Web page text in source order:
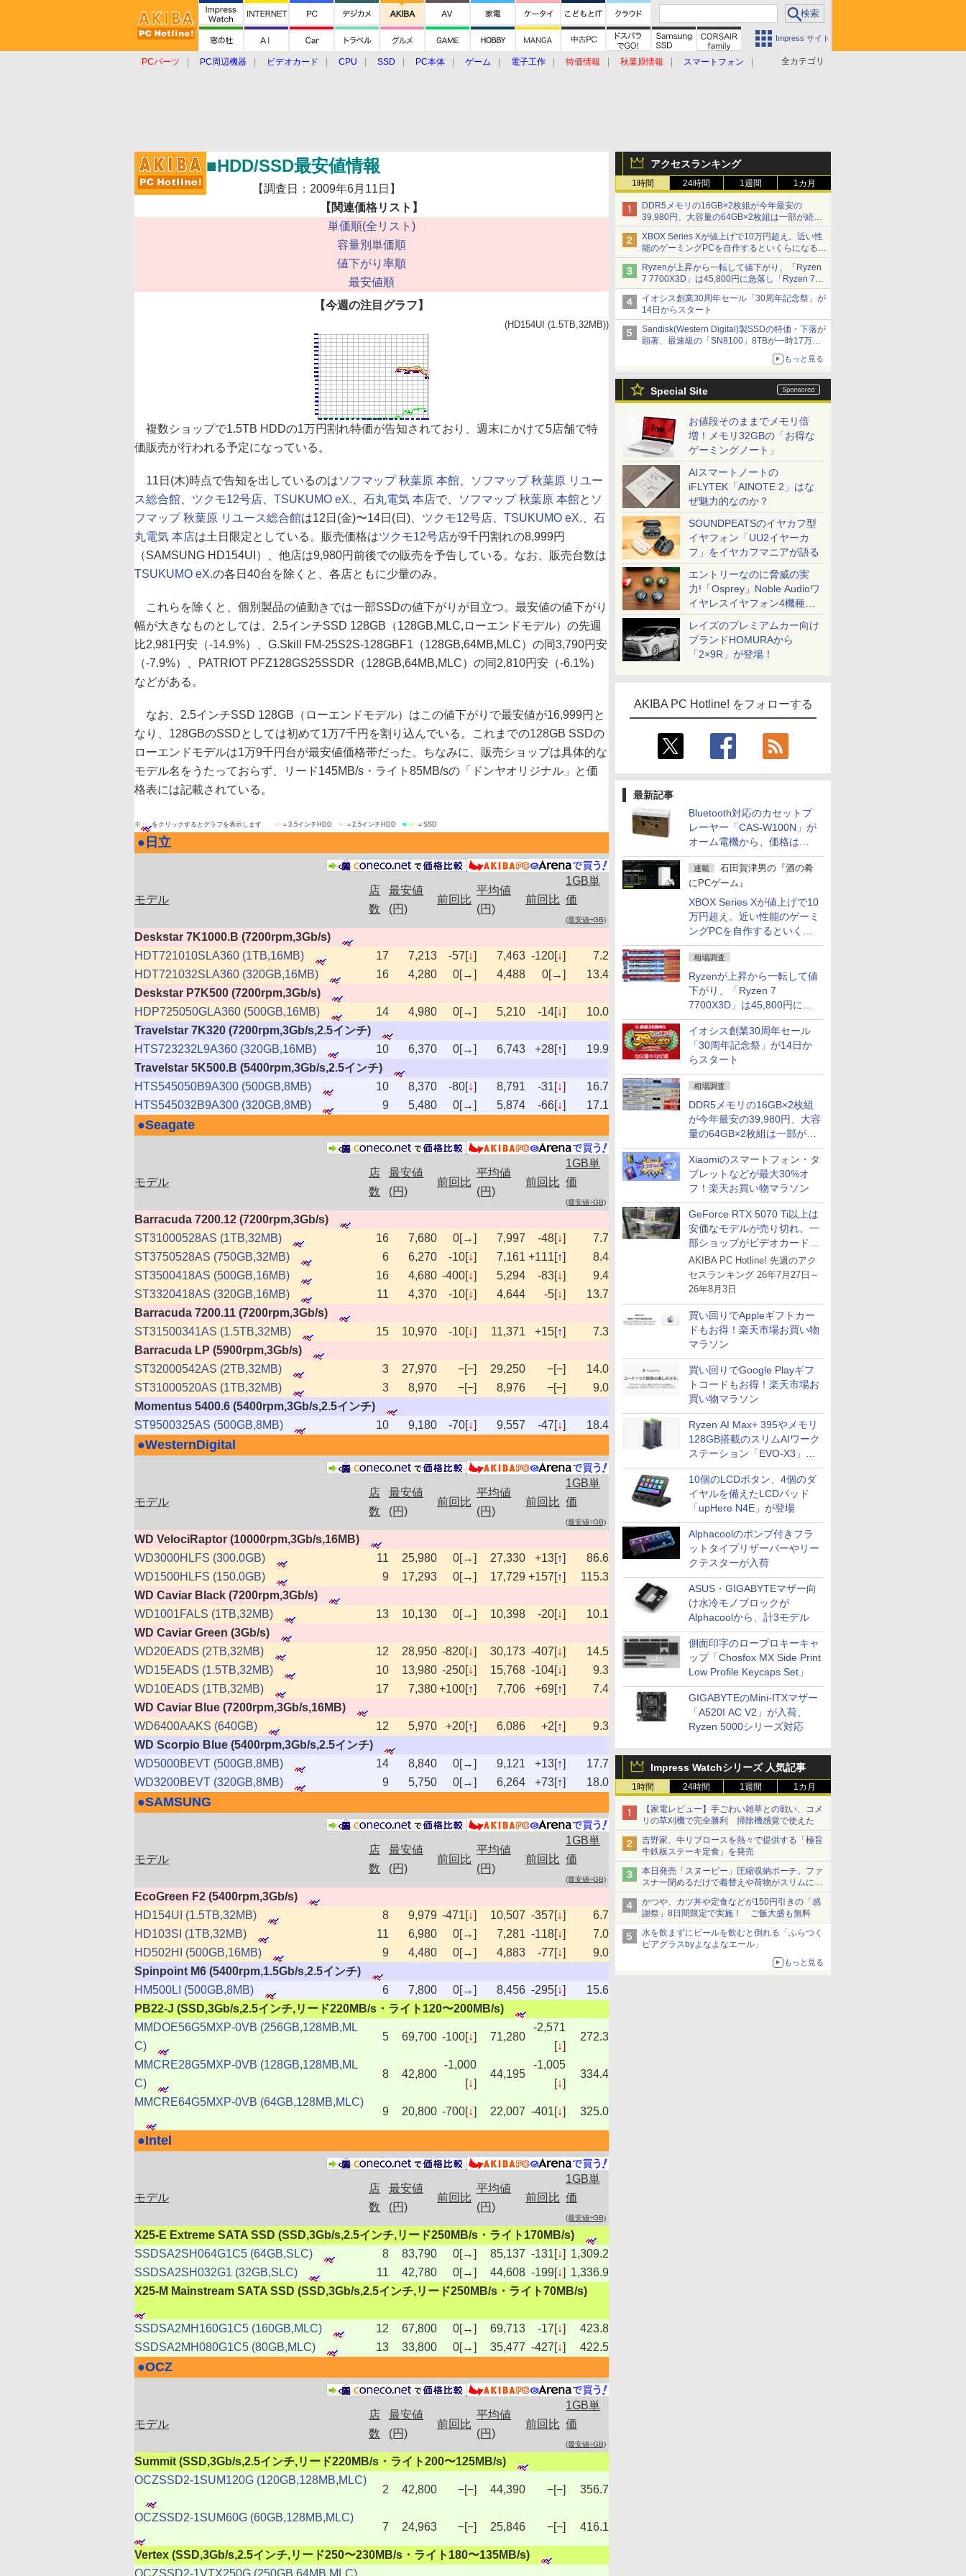
Impress サイト
全カテゴリ
PCパーツ PC周辺機器 ビデオカード CPU SSD PC本体 ゲーム 電子工作 特価情報 秋葉原情報
スマートフォン
アクセスランキング
1時間 24時間 1週間 1カ月
DDR5メモリの16GB×2枚組が今年最安の
39,980円、大容量の64GB×2枚組は一部が続騰
[8月前半のメモリ価格]
XBOX Series Xが値上げで10万円超え。近い性
能のゲーミングPCを自作するといくらになる？
【石田賀津男の『酒の肴にPCゲーム』】
Ryzenが上昇から一転して値下がり、「Ryzen
7 7700X3D」は45,800円に急落し「Ryzen 7
7800X3D」との価格逆転解消 [8月前半のCPU
価格]
イオシス創業30周年セール「30周年記念祭」が
14日からスタート
Sandisk(Western Digital)製SSDの特価・下落が
顕著、最速級の「SN8100」8TBが一時17万円
もっと見る
Special Site
お値段そのままでメモリ倍
増！メモリ32GBの「お得な
ゲーミングノート」
AIスマートノートの
iFLYTEK「AINOTE 2」はな
ぜ魅力的なのか？
SOUNDPEATSのイヤカフ型
イヤフォン「UU2イヤーカ
フ」をイヤカフマニアが語る
エントリーなのに脅威の実
力!「Osprey」Noble Audioワ
イヤレスイヤフォン4機種を
一気に聴く
レイズのプレミアムカー向け
ブランドHOMURAから
「2×9R」が登場！
AKIBA PC Hotline! をフォローする
最新記事
Bluetooth対応のカセットプ
レーヤー「CAS-W100N」が
オーム電機から、価格は
5,940円
連載
石田賀津男の『酒の肴
にPCゲーム』
XBOX Series Xが値上げで10
万円超え。近い性能のゲーミ
ングPCを自作するといくら
になる？
相場調査
Ryzenが上昇から一転して値
下がり、「Ryzen 7
7700X3D」は45,800円に急
落し「Ryzen 7 7800X3D」
との価格逆転解消 [8月前半の
CPU価格]
イオシス創業30周年セール
「30周年記念祭」が14日か
らスタート
相場調査
DDR5メモリの16GB×2枚組
が今年最安の39,980円、大容
量の64GB×2枚組は一部が続
騰 [8月前半のメモリ価格]
Xiaomiのスマートフォン・タ
ブレットなどが最大30%オ
フ！楽天お買い物マラソン
GeForce RTX 5070 Ti以上は
安価なモデルが売り切れ。一
部ショップがビデオカードの
購入制限を実施したニュース
が注目を集める
AKIBA PC Hotline! 先週のアク
セスランキング 26年7月27日～
26年8月3日
買い回りでAppleギフトカー
ドもお得！楽天市場お買い物
マラソン
買い回りでGoogle Playギフ
トコードもお得！楽天市場お
買い物マラソン
Ryzen AI Max+ 395やメモリ
128GB搭載のスリムAIワーク
ステーション「EVO-X3」が
GMKtecから
10個のLCDボタン、4個のダ
イヤルを備えたLCDパッド
「upHere N4E」が登場
Alphacoolのポンプ付きフラ
ットタイプリザーバーやリー
クテスターが入荷
ASUS・GIGABYTEマザー向
け水冷モノブロックが
Alphacoolから、計3モデル
側面印字のロープロキーキャ
ップ「Chosfox MX Side Print
Low Profile Keycaps Set」
GIGABYTEのMini-ITXマザー
「A520I AC V2」が入荷、
Ryzen 5000シリーズ対応
Impress Watchシリーズ 人気記事
1時間 24時間 1週間 1カ月
【家電レビュー】手ごわい雑草との戦い、コメ
リの草刈機で完全勝利 掃除機感覚で使えた
吉野家、牛リブロースを熱々で提供する「極旨
牛鉄板ステーキ定食」を発売
本日発売「スヌーピー」圧縮収納ポーチ。ファ
スナー閉めるだけで着替えや荷物がスリムにま
とまる
かつや、カツ丼や定食などが150円引きの「感
謝祭」8日間限定で実施！ ご飯大盛も無料
水を飲まずにビールを飲むと倒れる「ふらつく
ビアグラスbyよなよなエール」
もっと見る
■HDD/SSD最安値情報
【調査日：2009年6月11日】
【関連価格リスト】
単価順(全リスト)
容量別単価順
値下がり率順
最安値順
【今週の注目グラフ】
(HD154UI (1.5TB,32MB))
複数ショップで1.5TB HDDの1万円割れ特価が告知されており、週末にかけて5店舗で特
価販売が行われる予定になっている。
11日(木)時点で告知を出しているのはソフマップ 秋葉原 本館
ソフマップ 秋葉原 リユー
ス総合館
ツクモ12号店 TSUKUMO eX. 石丸電気 本店で、 ソフマップ 秋葉原 本館と ソ
フマップ 秋葉原 リユース総合館は12日(金)〜14日(日)、 ツクモ12号店 TSUKUMO eX.
石
丸電気 本店は土日限定としている。販売価格はツクモ12号店が9千円割れの8,999円
（SAMSUNG HD154UI）、他店は9,980円前後での販売を予告している。なお、販売台数は
TSUKUMO eX.の各日40台を除くと、各店ともに少量のみ。
これらを除くと、個別製品の値動きでは一部SSDの値下がりが目立つ。最安値の値下がり
幅が大きなものとしては、2.5インチSSD 128GB（128GB,MLC,ローエンドモデル）の先週
比2,981円安（-14.9%）、G.Skill FM-25S2S-128GBF1（128GB,64MB,MLC）の同3,790円安
（-7.9%）、PATRIOT PFZ128GS25SSDR（128GB,64MB,MLC）の同2,810円安（-6.1%）
などがある。
なお、2.5インチSSD 128GB（ローエンドモデル）はこの値下がりで最安値が16,999円と
なり、128GBのSSDとしては初めて1万7千円を割り込んでいる。これまでの128GB SSDの
ローエンドモデルは1万9千円台が最安値価格帯だった。ちなみに、販売ショップは具体的な
モデル名をうたっておらず、リード145MB/s・ライト85MB/sの「ドンヤオリジナル」と価
格表には記載されている。
※ をクリックするとグラフを表示します ■■ ＝3.5インチHDD ■ ＝2.5インチHDD ■■■■ ＝SSD
● 日立
モデル
店
数
最安値
(円)
前回比
平均値
(円)
前回比
1GB単
価
(最安値÷GB)
Deskstar 7K1000.B (7200rpm,3Gb/s)
HDT721010SLA360 (1TB,16MB)
17 7,213 -57[↓] 7,463 -120[↓]
7.2
HDT721032SLA360 (320GB,16MB)
16 4,280 0[→] 4,488 0[→]
13.4
Deskstar P7K500 (7200rpm,3Gb/s)
HDP725050GLA360 (500GB,16MB)
14 4,980 0[→] 5,210 -14[↓]
10.0
Travelstar 7K320 (7200rpm,3Gb/s,2.5インチ)
HTS723232L9A360 (320GB,16MB)
10 6,370 0[→] 6,743 +28[↑]
19.9
Travelstar 5K500.B (5400rpm,3Gb/s,2.5インチ)
HTS545050B9A300 (500GB,8MB)
10 8,370 -80[↓] 8,791 -31[↓]
16.7
HTS545032B9A300 (320GB,8MB)
9 5,480 0[→] 5,874 -66[↓]
17.1
●Seagate
モデル
店
数
最安値
(円)
前回比
平均値
(円)
前回比
1GB単
価
(最安値÷GB)
Barracuda 7200.12 (7200rpm,3Gb/s)
ST31000528AS (1TB,32MB)
16 7,680 0[→] 7,997 -48[↓]
7.7
ST3750528AS (750GB,32MB)
6 6,270 -10[↓] 7,161 +111[↑]
8.4
ST3500418AS (500GB,16MB)
16 4,680 -400[↓] 5,294 -83[↓]
9.4
ST3320418AS (320GB,16MB)
11 4,370 -10[↓] 4,644 -5[↓]
13.7
Barracuda 7200.11 (7200rpm,3Gb/s)
ST31500341AS (1.5TB,32MB)
15 10,970 -10[↓] 11,371 +15[↑]
7.3
Barracuda LP (5900rpm,3Gb/s)
ST32000542AS (2TB,32MB)
3 27,970 −[−] 29,250 −[−]
14.0
ST31000520AS (1TB,32MB)
3 8,970 −[−] 8,976 −[−]
9.0
Momentus 5400.6 (5400rpm,3Gb/s,2.5インチ)
ST9500325AS (500GB,8MB)
10 9,180 -70[↓] 9,557 -47[↓]
18.4
●WesternDigital
モデル
店
数
最安値
(円)
前回比
平均値
(円)
前回比
1GB単
価
(最安値÷GB)
WD VelociRaptor (10000rpm,3Gb/s,16MB)
WD3000HLFS (300.0GB)
11 25,980 0[→] 27,330 +13[↑]
86.6
WD1500HLFS (150.0GB)
9 17,293 0[→] 17,729 +157[↑]
115.3
WD Caviar Black (7200rpm,3Gb/s)
WD1001FALS (1TB,32MB)
13 10,130 0[→] 10,398 -20[↓]
10.1
WD Caviar Green (3Gb/s)
WD20EADS (2TB,32MB)
12 28,950 -820[↓] 30,173 -407[↓]
14.5
WD15EADS (1.5TB,32MB)
10 13,980 -250[↓] 15,768 -104[↓]
9.3
WD10EADS (1TB,32MB)
17 7,380+100[↑] 7,706 +69[↑]
7.4
WD Caviar Blue (7200rpm,3Gb/s,16MB)
WD6400AAKS (640GB)
12 5,970 +20[↑] 6,086 +2[↑]
9.3
WD Scorpio Blue (5400rpm,3Gb/s,2.5インチ)
WD5000BEVT (500GB,8MB)
14 8,840 0[→] 9,121 +13[↑]
17.7
WD3200BEVT (320GB,8MB)
9 5,750 0[→] 6,264 +73[↑]
18.0
●SAMSUNG
モデル
店
数
最安値
(円)
前回比
平均値
(円)
前回比
1GB単
価
(最安値÷GB)
EcoGreen F2 (5400rpm,3Gb/s)
HD154UI (1.5TB,32MB)
8 9,979 -471[↓] 10,507 -357[↓]
6.7
HD103SI (1TB,32MB)
11 6,980 0[→] 7,281 -118[↓]
7.0
HD502HI (500GB,16MB)
9 4,480 0[→] 4,883 -77[↓]
9.0
Spinpoint M6 (5400rpm,1.5Gb/s,2.5インチ)
HM500LI (500GB,8MB)
6 7,800 0[→] 8,456 -295[↓]
15.6
PB22-J (SSD,3Gb/s,2.5インチ,リード220MB/s・ライト120〜200MB/s)
MMDOE56G5MXP-0VB (256GB,128MB,ML
C)
5 69,700 -100[↓] 71,280
-2,571
[↓]
272.3
MMCRE28G5MXP-0VB (128GB,128MB,ML
C)
8 42,800
-1,000
[↓]
44,195
-1,005
[↓]
334.4
MMCRE64G5MXP-0VB (64GB,128MB,MLC)
9 20,800 -700[↓] 22,007 -401[↓] 325.0
●Intel
モデル
店
数
最安値
(円)
前回比
平均値
(円)
前回比
1GB単
価
(最安値÷GB)
X25-E Extreme SATA SSD (SSD,3Gb/s,2.5インチ,リード250MB/s・ライト170MB/s)
SSDSA2SH064G1C5 (64GB,SLC)
8 83,790 0[→] 85,137 -131[↓] 1,309.2
SSDSA2SH032G1 (32GB,SLC)
11 42,780 0[→] 44,608 -199[↓] 1,336.9
X25-M Mainstream SATA SSD (SSD,3Gb/s,2.5インチ,リード250MB/s・ライト70MB/s)
SSDSA2MH160G1C5 (160GB,MLC) 12 67,800 0[→] 69,713 -17[↓]
423.8
SSDSA2MH080G1C5 (80GB,MLC)
13 33,800 0[→] 35,477 -427[↓]
422.5
●OCZ
モデル
店
数
最安値
(円)
前回比
平均値
(円)
前回比
1GB単
価
(最安値÷GB)
Summit (SSD,3Gb/s,2.5インチ,リード220MB/s・ライト200〜125MB/s)
OCZSSD2-1SUM120G (120GB,128MB,MLC)
2 42,800 −[−] 44,390 −[−] 356.7
OCZSSD2-1SUM60G (60GB,128MB,MLC)
7 24,963 −[−] 25,846 −[−] 416.1
Vertex (SSD,3Gb/s,2.5インチ,リード250〜230MB/s・ライト180〜135MB/s)
OCZSSD2-1VTX250G (250GB,64MB,MLC)